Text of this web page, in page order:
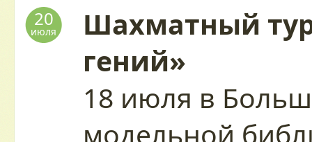
20
июля
Шахматный
гений»
18 июля в
модельной